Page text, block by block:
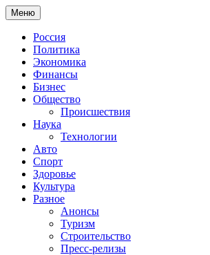
Меню
Россия
Политика
Экономика
Финансы
Бизнес
Общество
Происшествия
Наука
Технологии
Авто
Спорт
Здоровье
Культура
Разное
Анонсы
Туризм
Строительство
Пресс-релизы